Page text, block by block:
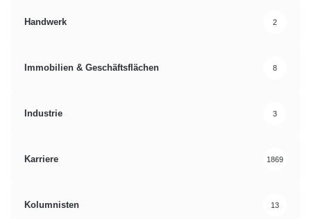
Handwerk 2
Immobilien & Geschäftsflächen 8
Industrie 3
Karriere 1869
Kolumnisten 13